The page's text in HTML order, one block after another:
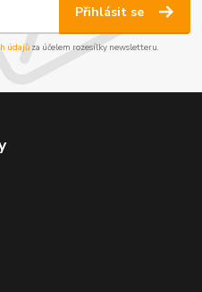
Přihlásit se
údajůza účelem rozesílky newsletteru.